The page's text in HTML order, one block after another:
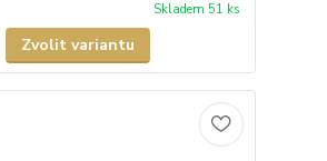
Skladem 51 ks
Zvolit variantu